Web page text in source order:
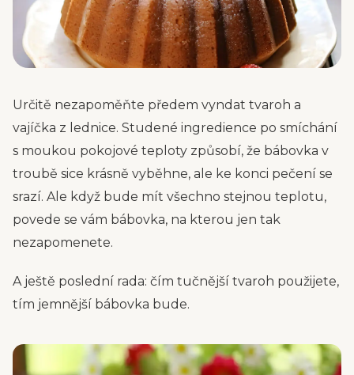
Určitě nezapoměňte předem vyndat tvaroh a
vajíčka z lednice. Studené ingredience po smíchání
s moukou pokojové teploty způsobí, že bábovka v
troubě sice krásně vyběhne, ale ke konci pečení se
srazí. Ale když bude mít všechno stejnou teplotu,
povede se vám bábovka, na kterou jen tak
nezapomenete.
A ještě poslední rada: čím tučnější tvaroh použijete,
tím jemnější bábovka bude.